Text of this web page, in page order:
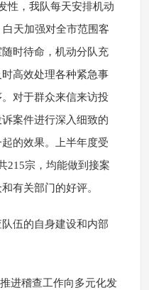
性，我队每天安排机动
天加强对全市范围客
时待命，机动分队充
高效处理各种紧急事
对于群众来信来访投
案件进行深入细致的
的效果。上半年度受
215宗，均能做到接案
有关部门的好评。
队伍的自身建设和内部
进稽查工作向多元化发